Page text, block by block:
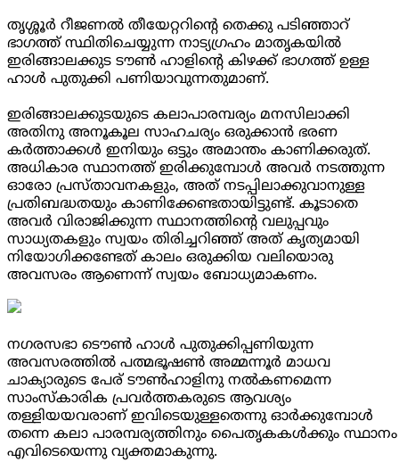
തൃശ്ശൂർ റീജണൽ തീയേറ്ററിന്‍റെ തെക്കു പടിഞ്ഞാറ്
ഭാഗത്ത് സ്ഥിതിചെയ്യുന്ന നാട്യഗ്രഹം മാതൃകയിൽ
ഇരിങ്ങാലക്കുട ടൗൺ ഹാളിന്റെ കിഴക്ക് ഭാഗത്ത് ഉള്ള
ഹാൾ പുതുക്കി പണിയാവുന്നതുമാണ്.
ഇരിങ്ങാലക്കുടയുടെ കലാപാരമ്പര്യം മനസിലാക്കി
അതിനു അനൂകൂല സാഹചര്യം ഒരുക്കാൻ ഭരണ
കർത്താക്കൾ ഇനിയും ഒട്ടും അമാന്തം കാണിക്കരുത്.
അധികാര സ്ഥാനത്ത് ഇരിക്കുമ്പോൾ അവർ നടത്തുന്ന
ഓരോ പ്രസ്താവനകളും, അത് നടപ്പിലാക്കുവാനുള്ള
പ്രതിബദ്ധതയും കാണിക്കേണ്ടതായിട്ടുണ്ട്. കൂടാതെ
അവർ വിരാജിക്കുന്ന സ്ഥാനത്തിന്റെ വലുപ്പവും
സാധ്യതകളും സ്വയം തിരിച്ചറിഞ്ഞ് അത് കൃത്യമായി
നിയോഗിക്കണ്ടേത് കാലം ഒരുക്കിയ വലിയൊരു
അവസരം ആണെന്ന് സ്വയം ബോധ്യമാകണം.
നഗരസഭാ ടൌൺ ഹാൾ പുതുക്കിപ്പണിയുന്ന
അവസരത്തിൽ പത്മഭൂഷൺ അമ്മന്നൂർ മാധവ
ചാക്യാരുടെ പേര് ടൗൺഹാളിനു നൽകണമെന്ന
സാംസ്‌കാരിക പ്രവർത്തകരുടെ ആവശ്യം
തള്ളിയയവരാണ് ഇവിടെയുള്ളതെന്നു ഓർക്കുമ്പോൾ
തന്നെ കലാ പാരമ്പര്യത്തിനും പൈതൃകകൾക്കും സ്ഥാനം
എവിടെയെന്നു വ്യക്തമാകുന്നു.